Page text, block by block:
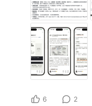
6 2